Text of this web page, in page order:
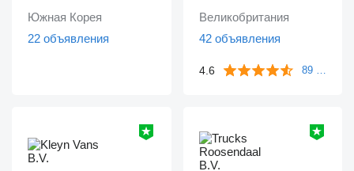
Южная Корея
22 объявления
Великобритания
42 объявления
4.6 89 отзывов